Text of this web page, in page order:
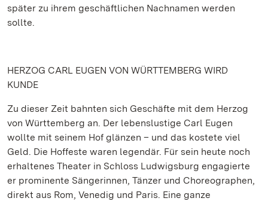
später zu ihrem geschäftlichen Nachnamen werden
sollte.
HERZOG CARL EUGEN VON WÜRTTEMBERG WIRD
KUNDE
Zu dieser Zeit bahnten sich Geschäfte mit dem Herzog
von Württemberg an. Der lebenslustige Carl Eugen
wollte mit seinem Hof glänzen – und das kostete viel
Geld. Die Hoffeste waren legendär. Für sein heute noch
erhaltenes Theater in Schloss Ludwigsburg engagierte
er prominente Sängerinnen, Tänzer und Choreographen,
direkt aus Rom, Venedig und Paris. Eine ganze